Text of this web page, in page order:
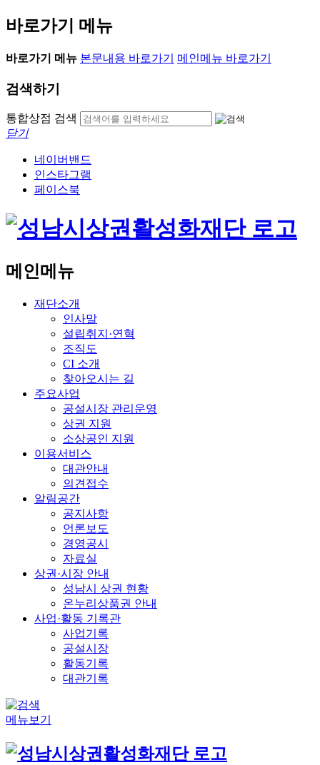
바로가기 메뉴
바로가기 메뉴 본문내용 바로가기 메인메뉴 바로가기
검색하기
통합상점 검색
닫기
네이버밴드
인스타그램
페이스북
메인메뉴
재단소개
인사말
설립취지·연혁
조직도
CI 소개
찾아오시는 길
주요사업
공설시장 관리운영
상권 지원
소상공인 지원
이용서비스
대관안내
의견접수
알림공간
공지사항
언론보도
경영공시
자료실
상권·시장 안내
성남시 상권 현황
온누리상품권 안내
사업·활동 기록관
사업기록
공설시장
활동기록
대관기록
메뉴보기